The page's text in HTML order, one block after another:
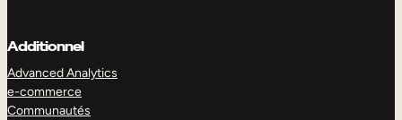
Additionnel
Advanced Analytics
e-commerce
Communautés